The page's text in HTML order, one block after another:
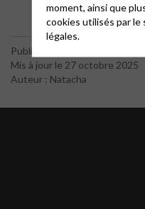
Publié le 9 février 2024
Mis à jour le 27 octobre 2025
Auteur : Natacha
moment, ainsi que
cookies utilisés par le
légales.